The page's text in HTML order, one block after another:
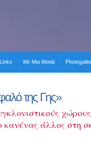
Links Με Μια Ματιά
της Γης»
κανένας άλλος στη